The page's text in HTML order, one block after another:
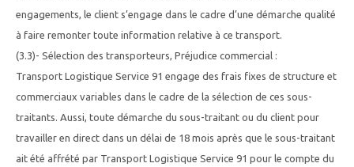
engagements, le client s’engage dans le cadre d’une démarche qualité
à faire remonter toute information relative à ce transport.
(3.3)- Sélection des transporteurs, Préjudice commercial :
Transport Logistique Service 91 engage des frais fixes de structure et
commerciaux variables dans le cadre de la sélection de ces sous-
traitants. Aussi, toute démarche du sous-traitant ou du client pour
travailler en direct dans un délai de 18 mois après que le sous-traitant
ait été affrété par Transport Logistique Service 91 pour le compte du